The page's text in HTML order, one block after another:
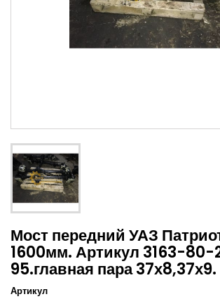
Мост передний УАЗ
1600мм. Артикул 3163-80-
95.главная пара 37х8,37х9.
Артикул